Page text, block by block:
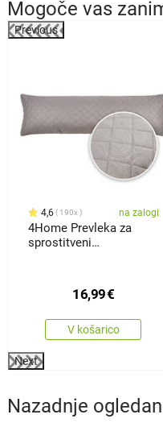
Mogoče vas
Previous
4,6 190x na zalogi
4Home Prevleka za
sprostitveni
x 150 cm
16,99€
V košarico
Next
Nazadnje